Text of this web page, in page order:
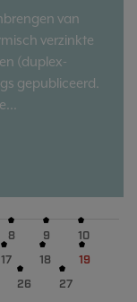
van
verzinkte
(duplex-
gepubliceerd.
8 9
10
17 18
19
26
27